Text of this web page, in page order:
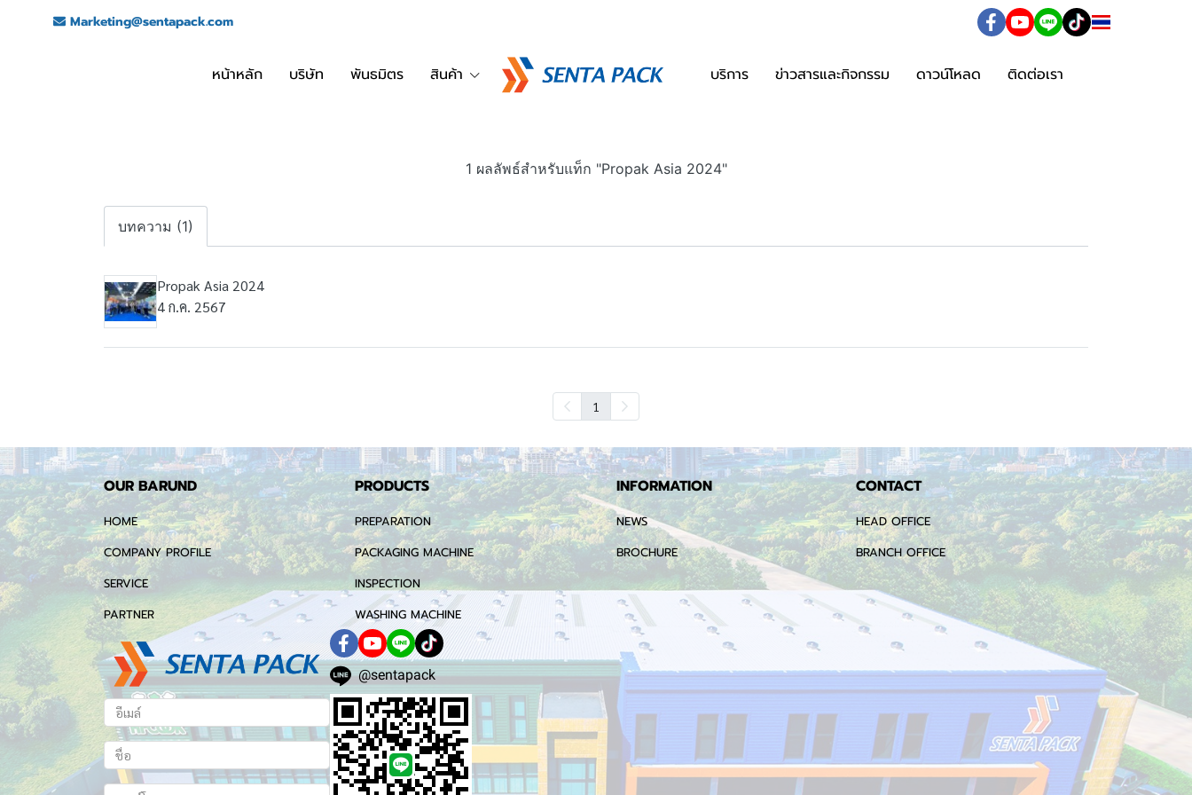
Marketing@sentapack.com
หน้าหลัก บริษัท พันธมิตร สินค้า บริการ ข่าวสารและกิจกรรม ดาวน์โหลด ติดต่อเรา
1 ผลลัพธ์สำหรับแท็ก "Propak Asia 2024"
บทความ (1)
Propak Asia 2024
4 ก.ค. 2567
1
OUR BARUND
HOME
COMPANY PROFILE
SERVICE
PARTNER
PRODUCTS
PREPARATION
PACKAGING MACHINE
INSPECTION
WASHING MACHINE
INFORMATION
NEWS
BROCHURE
CONTACT
HEAD OFFICE
BRANCH OFFICE
@sentapack